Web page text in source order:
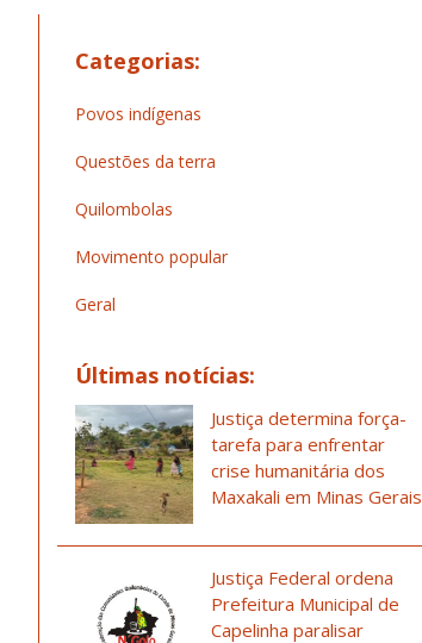
Categorias:
Povos indígenas
Questões da terra
Quilombolas
Movimento popular
Geral
Últimas notícias:
Justiça determina força-
tarefa para enfrentar
crise humanitária dos
Maxakali em Minas Gerais
Justiça Federal ordena
Prefeitura Municipal de
Capelinha paralisar